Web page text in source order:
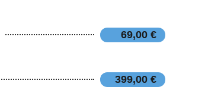
69,00 €
399,00 €